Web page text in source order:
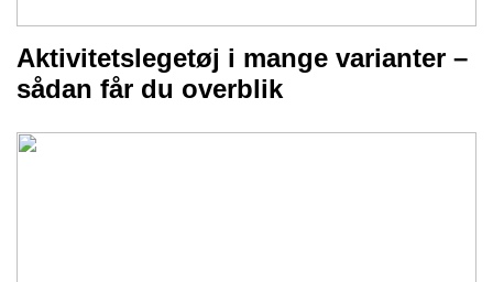
Aktivitetslegetøj i mange varianter –
sådan får du overblik